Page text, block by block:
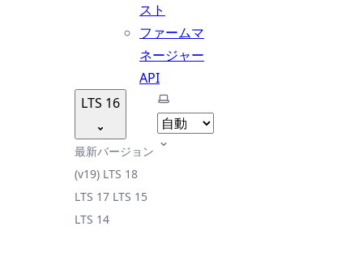
スト
ファームマ
ネージャー
API
LTS 16
最新バージョン
(v19) LTS 18
LTS 17 LTS 15
LTS 14
テーマを選択